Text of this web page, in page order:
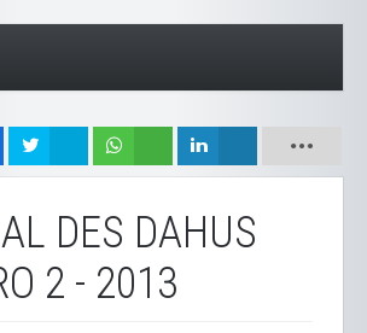
DES DAHUS
2 - 2013